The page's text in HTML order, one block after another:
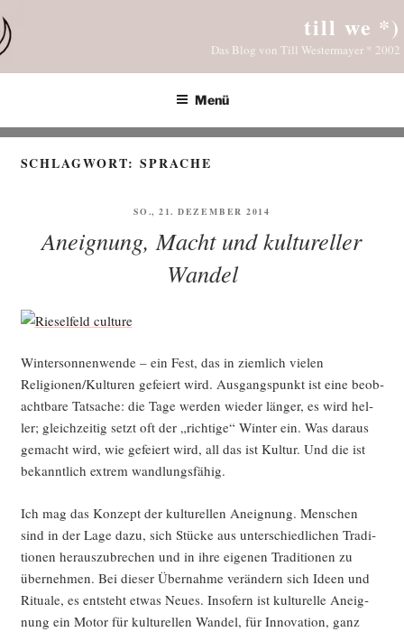
Inhalt
springen
till we *)
Das Blog von Till Westermayer * 2002
Menü
SCHLAGWORT:SPRACHE
VERÖFFENTLICHT
SO., 21. DEZEMBER 2014
Aneignung, Macht und kultureller
Wandel
Win­ter­son­nen­wen­de – ein Fest, das in ziem­lich vie­len
Religionen/Kulturen gefei­ert wird. Aus­gangs­punkt ist eine beob­
acht­ba­re Tat­sa­che: die Tage wer­den wie­der län­ger, es wird hel­
ler; gleich­zei­tig setzt oft der „rich­ti­ge“ Win­ter ein. Was dar­aus
gemacht wird, wie gefei­ert wird, all das ist Kul­tur. Und die ist
bekannt­lich extrem wandlungsfähig.
Ich mag das Kon­zept der kul­tu­rel­len Aneig­nung. Men­schen
sind in der Lage dazu, sich Stü­cke aus unter­schied­li­chen Tra­di­
tio­nen her­aus­zu­bre­chen und in ihre eige­nen Tra­di­tio­nen zu
über­neh­men. Bei die­ser Über­nah­me ver­än­dern sich Ideen und
Ritua­le, es ent­steht etwas Neu­es. Inso­fern ist kul­tu­rel­le Aneig­
nung ein Motor für kul­tu­rel­len Wan­del, für Inno­va­ti­on, ganz